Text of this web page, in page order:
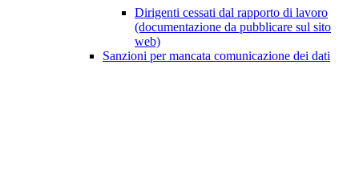
Dirigenti cessati dal rapporto di lavoro
(documentazione da pubblicare sul sito
web)
Sanzioni per mancata comunicazione dei dati